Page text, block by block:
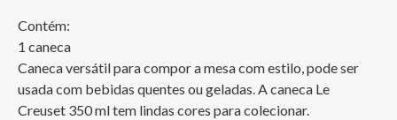
Contém:
1 caneca
Caneca versátil para compor a mesa com estilo, pode ser
usada com bebidas quentes ou geladas. A caneca Le
Creuset 350 ml tem lindas cores para colecionar.